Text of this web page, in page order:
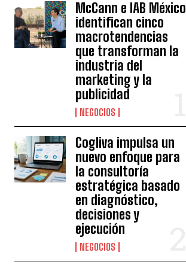
McCann e IAB México
identifican cinco
macrotendencias
que transforman la
industria del
marketing y la
publicidad
NEGOCIOS
Cogliva impulsa un
nuevo enfoque para
la consultoría
estratégica basado
en diagnóstico,
decisiones y
ejecución
NEGOCIOS